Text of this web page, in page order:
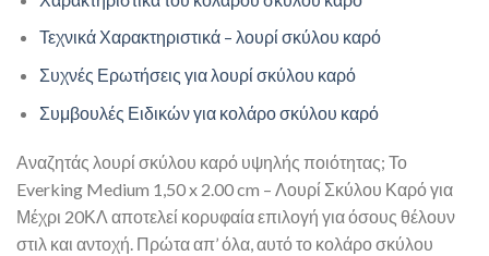
Τεχνικά Χαρακτηριστικά – λουρί σκύλου καρό
Συχνές Ερωτήσεις για λουρί σκύλου καρό
Συμβουλές Ειδικών για κολάρο σκύλου καρό
Αναζητάς λουρί σκύλου καρό υψηλής ποιότητας; Το
Everking Medium 1,50 x 2.00 cm – Λουρί Σκύλου Καρό για
Μέχρι 20ΚΛ αποτελεί κορυφαία επιλογή για όσους θέλουν
στιλ και αντοχή. Πρώτα απ’ όλα, αυτό το κολάρο σκύλου